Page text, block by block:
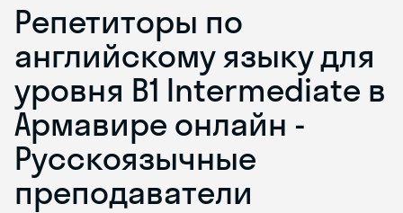
Репетиторы по
английскому языку для
уровня B1 Intermediate в
Армавире онлайн -
Русскоязычные
преподаватели
Skyeng Chat